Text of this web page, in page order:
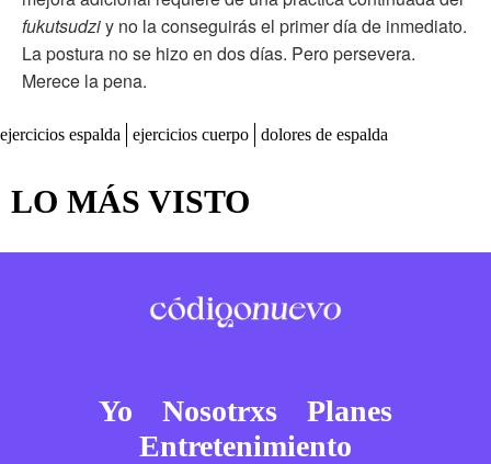
fukutsudziy no la conseguirás el primer día de inmediato.
La postura no se hizo en dos días. Pero persevera.
Merece la pena.
ejercicios espalda ejercicios cuerpo dolores de espalda
LO MÁS VISTO
Yo Nosotrxs
Planes
Entretenimiento